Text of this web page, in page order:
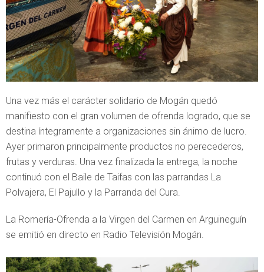
Una vez más el carácter solidario de Mogán quedó
manifiesto con el gran volumen de ofrenda logrado, que se
destina íntegramente a organizaciones sin ánimo de lucro.
Ayer primaron principalmente productos no perecederos,
frutas y verduras. Una vez finalizada la entrega, la noche
continuó con el Baile de Taifas con las parrandas La
Polvajera, El Pajullo y la Parranda del Cura.
La Romería-Ofrenda a la Virgen del Carmen en Arguineguín
se emitió en directo en Radio Televisión Mogán.